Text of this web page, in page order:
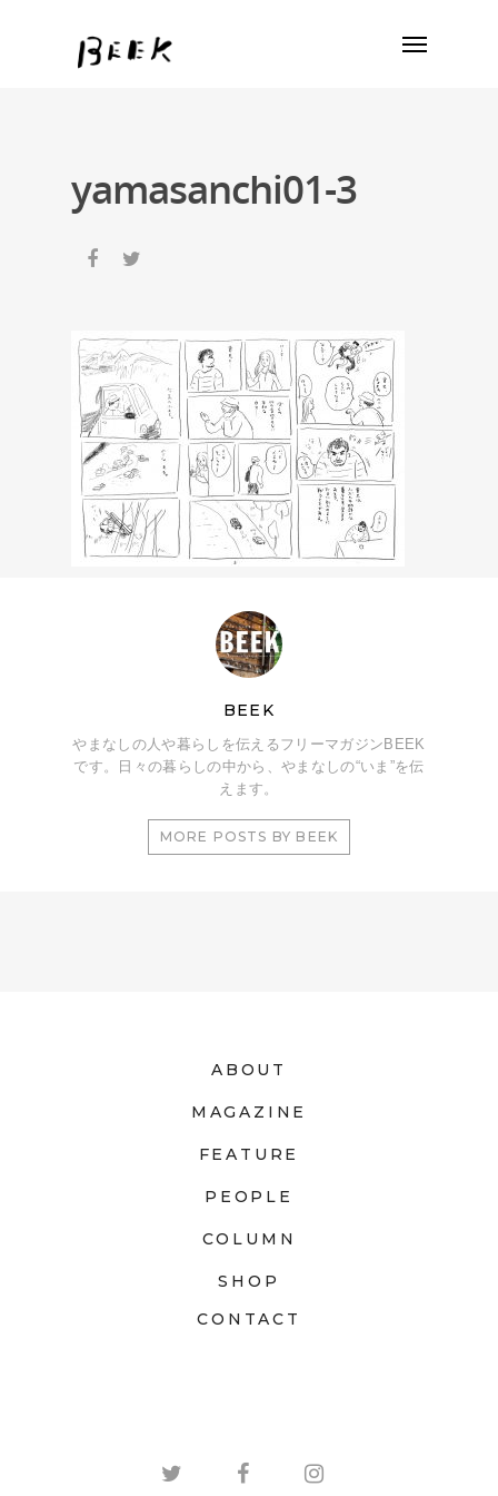
yamasanchi01-3
BEEK
やまなしの人や暮らしを伝えるフリーマガジンBEEK
です。日々の暮らしの中から、やまなしの“いま”を伝
えます。
MORE POSTS BY BEEK
ABOUT
MAGAZINE
FEATURE
PEOPLE
COLUMN
SHOP
CONTACT